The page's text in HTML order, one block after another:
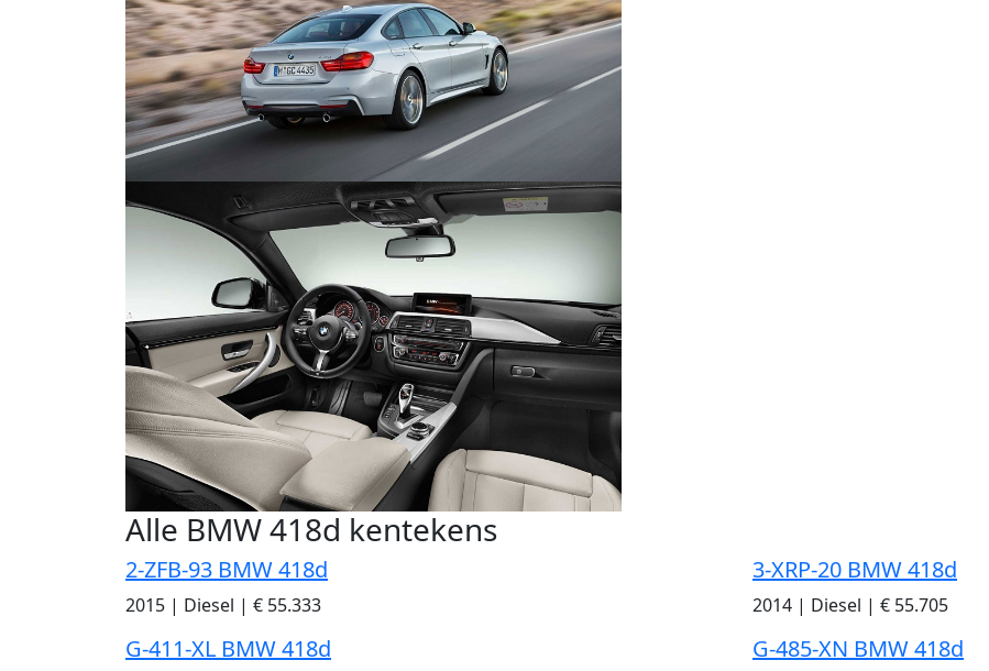
Alle BMW 418d kentekens
2-ZFB-93 BMW 418d
2015 | Diesel | € 55.333
3-XRP-20 BMW 418d
2014 | Diesel | € 55.705
G-411-XL BMW 418d G-485-XN BMW 418d